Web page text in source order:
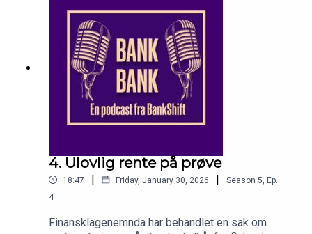
konkurransefortrinn – eller en risiko for lojalitet,
samarbeid og arbeidsmiljø?I studio: journalister
Martin Fuglseth Kolden, Lise Aanes og Sebastian
HolsenProdusent: Lise Aanes
4. Ulovlig rente på prøve
18:47 | Friday, January 30, 2026 | Season 5 Ep.
4
Finansklagenemnda har behandlet en sak om